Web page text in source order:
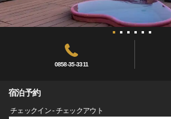
0858-35-3311
宿泊予約
チェックイン - チェックアウト